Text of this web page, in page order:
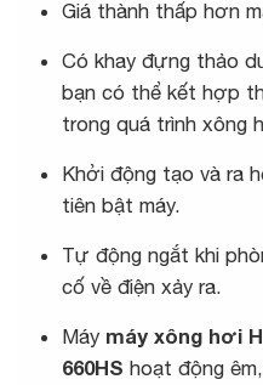
Giá thành thấp hơn
Có khay đựng thảo
bạn có thể kết hợp
trong quá trình xông
Khởi động tạo và ra
tiên bật máy.
Tự động ngắt khi
cố về điện xảy ra.
Máy máy xông hơi
660HS hoạt động